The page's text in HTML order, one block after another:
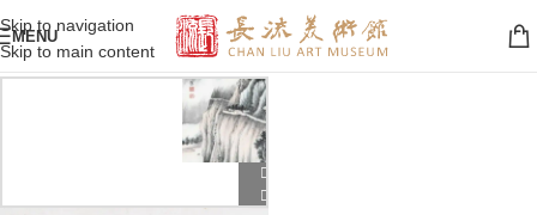
Skip to navigation
Skip to main content
MENU